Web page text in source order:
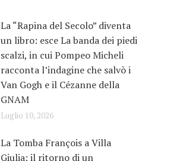
La “Rapina del Secolo” diventa
un libro: esce La banda dei piedi
scalzi, in cui Pompeo Micheli
racconta l’indagine che salvò i
Van Gogh e il Cézanne della
GNAM
Luglio 10, 2026
La Tomba François a Villa
Giulia: il ritorno di un